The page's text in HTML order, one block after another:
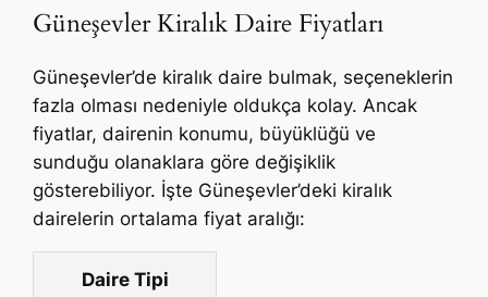
Güneşevler Kiralık Daire Fiyatları
Güneşevler’de kiralık daire bulmak, seçeneklerin
fazla olması nedeniyle oldukça kolay. Ancak
fiyatlar, dairenin konumu, büyüklüğü ve
sunduğu olanaklara göre değişiklik
gösterebiliyor. İşte Güneşevler’deki kiralık
dairelerin ortalama fiyat aralığı:
Daire Tipi